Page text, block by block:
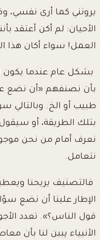
يرونني كما أرى نفسي،
الأحيان: لم أكن أعتقد
العمل! سواء أكان هذا
بشكل عام عندما يكون
بأن نصنفهم «أن نضع
طبيب أو الخ. وبالتالي
بتلك الطريقة، أو سيقول
نعرف أمام من نحن
نتعامل.
فالتصنيف يريحنا
الإطار علينا أن نضع
قول الناس؟». تعدد
الأنبياء يبين لنا بأن